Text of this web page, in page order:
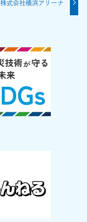
株式会社横浜アリーナ